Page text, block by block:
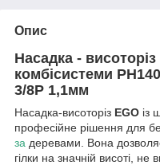
Опис
Насадка -
комбісистеми
3/8Р 1,1мм
Насадка-висоторіз EGO із
професійне рішення для
за деревами. Вона
гілки на значній висоті,